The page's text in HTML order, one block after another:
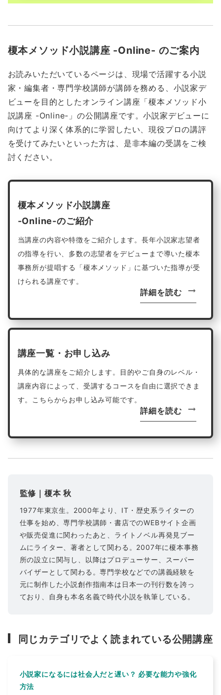
榎本メソッド小説講座 -Online- のご案内
お読みいただいているページは、現場で活躍する小説
家・編集者・専門学校講師が講師を務める、小説家デ
ビューを目的としたオンライン講座「榎本メソッド小
説講座 -Online-」の公開講座です。小説家デビューに
向けてより深く体系的に学習したい、現役プロの講評
を受けてみたいといった方は、是非本編の受講をご検
討ください。
榎本メソッド小説講座
-Online-のご紹介
当講座の内容や特徴をご紹介します。長年小説家志望者
の指導を行い、多数の志望者をデビューまで導いた榎本
事務所が提唱する「榎本メソッド」に基づいた指導が受
けられる講座です。
詳細を読む
講座一覧・お申し込み
具体的な講座をご紹介します。目的やご自身のレベル・
講座内容によって、受講するコースを自由に選択できま
す。こちらからお申し込み可能です。
詳細を読む
監修｜榎本 秋
1977年東京生。2000年より、IT・歴史系ライターの
仕事を始め、専門学校講師・書店でのWEBサイト企画
や販売促進に関わったあと、ライトノベル再発見ブー
ムにライター、著者として関わる。2007年に榎本事務
所の設立に関与し、以降はプロデューサー、スーパー
バイザーとして関わる。専門学校などでの講義経験を
元に制作した小説創作指南本は日本一の刊行数を誇っ
ており、自身も本名名義で時代小説を執筆している。
同じカテゴリでよく読まれている公開講座
小説家になるには社会人だと遅い？ 必要な能力や強化
方法